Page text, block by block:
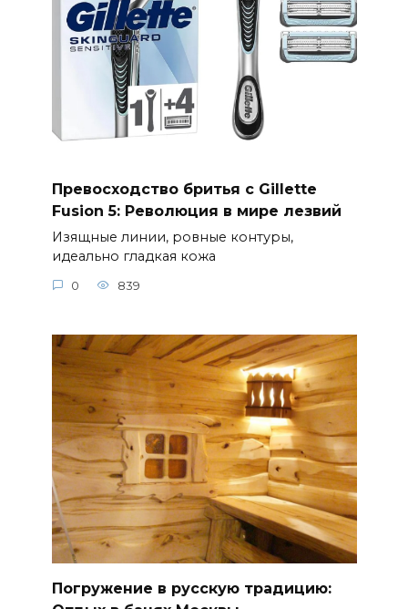
Превосходство бритья с Gillette
Fusion 5: Революция в мире лезвий
Изящные линии, ровные контуры,
идеально гладкая кожа
0 839
Погружение в русскую традицию: